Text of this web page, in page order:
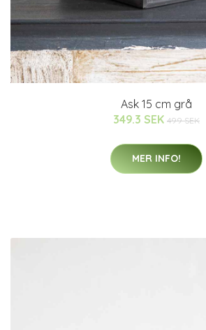
Ask 15 cm grå
349.3 SEK 499 SEK
MER INFO!